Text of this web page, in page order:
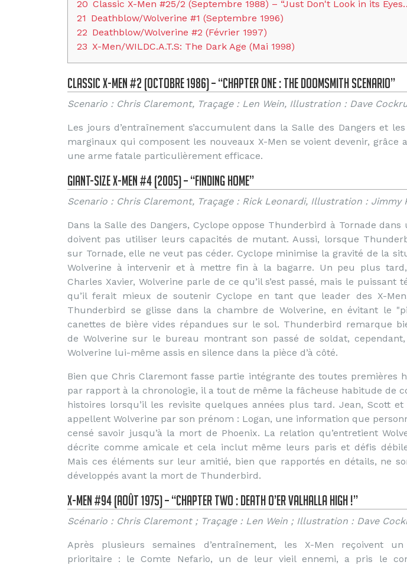
20 Classic X-Men #25/2 (Septembre 1988) – “Just Don't Look in its
21 Deathblow/Wolverine #1 (Septembre 1996)
22 Deathblow/Wolverine #2 (Février 1997)
23 X-Men/WILDC.A.T.S: The Dark Age (Mai 1998)
Classic X-Men #2 (Octobre 1986) – “Chapter One : The Doomsmith Scenario”
Scenario : Chris Claremont, Traçage : Len Wein, Illustration : Dave
Les jours d’entraînement s’accumulent dans la Salle des Dangers et
marginaux qui composent les nouveaux X-Men se voient devenir, grâce
une arme fatale particulièrement efficace.
Giant-Size X-Men #4 (2005) – “Finding Home”
Scenario : Chris Claremont, Traçage : Rick Leonardi, Illustration : Jimmy
Dans la Salle des Dangers, Cyclope oppose Thunderbird à Tornade
doivent pas utiliser leurs capacités de mutant. Aussi, lorsque
sur Tornade, elle ne veut pas céder. Cyclope minimise la gravité de la
Wolverine à intervenir et à mettre fin à la bagarre. Un peu plus
Charles Xavier, Wolverine parle de ce qu’il s’est passé, mais le puissant
qu’il ferait mieux de soutenir Cyclope en tant que leader des X-
Thunderbird se glisse dans la chambre de Wolverine, en évitant le
canettes de bière vides répandues sur le sol. Thunderbird remarque
de Wolverine sur le bureau montrant son passé de soldat,
Wolverine lui-même assis en silence dans la pièce d’à côté.
Bien que Chris Claremont fasse partie intégrante des toutes premières
par rapport à la chronologie, il a tout de même la fâcheuse habitude de
histoires lorsqu’il les revisite quelques années plus tard. Jean, Scott
appellent Wolverine par son prénom : Logan, une information que
censé savoir jusqu’à la mort de Phoenix. La relation qu’entretient
décrite comme amicale et cela inclut même leurs paris et défis
Mais ces éléments sur leur amitié, bien que rapportés en détails, ne
développés avant la mort de Thunderbird.
X-Men #94 (Août 1975) – “Chapter two : Death O’er Valhalla High !”
Scénario : Chris Claremont ; Traçage : Len Wein ; Illustration : Dave
Après plusieurs semaines d’entraînement, les X-Men reçoivent
prioritaire : le Comte Nefario, un de leur vieil ennemi, a pris le